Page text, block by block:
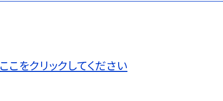
ここをクリックしてください